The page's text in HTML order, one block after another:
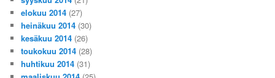
elokuu 2014 (27)
heinäkuu 2014 (30)
kesäkuu 2014 (26)
toukokuu 2014 (28)
huhtikuu 2014 (31)